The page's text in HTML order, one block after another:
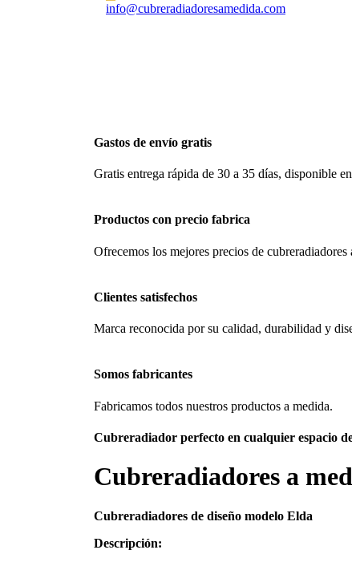
info@cubreradiadoresamedida.com
Gastos de envío gratis
Gratis entrega rápida de 30 a 35 días, disponible
Productos con precio fabrica
Ofrecemos los mejores precios de cubreradiadores
Clientes satisfechos
Marca reconocida por su calidad, durabilidad y
Somos fabricantes
Fabricamos todos nuestros productos a medida.
Cubreradiador perfecto en cualquier espacio
Cubreradiadores a
Cubreradiadores de diseño modelo Elda
Descripción: